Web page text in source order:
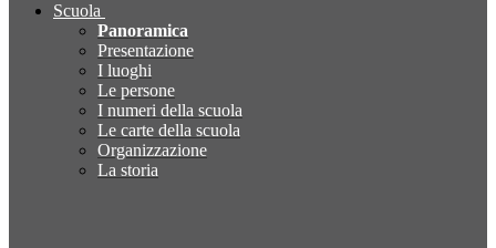
Scuola
Panoramica
Presentazione
I luoghi
Le persone
I numeri della scuola
Le carte della scuola
Organizzazione
La storia